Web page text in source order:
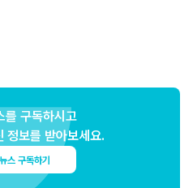
를 구독하시고
정보를 받아보세요.
스 구독하기